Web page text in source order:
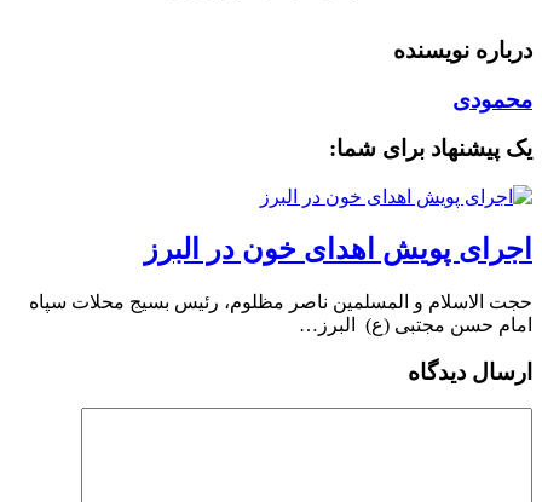
درباره نویسنده
محمودی
یک پیشنهاد برای شما:
اجرای پویش اهدای خون در البرز
حجت الاسلام و المسلمین ناصر مظلوم، رئیس بسیج محلات سپاه
امام حسن مجتبی (ع) البرز…
ارسال دیدگاه